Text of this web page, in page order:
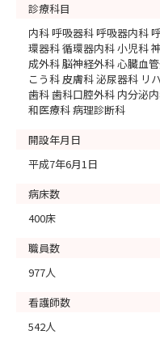
診療科目
内科 呼吸器科 呼吸器内科
環器科 循環器内科 小児科
成外科 脳神経外科 心臓血
こう科 皮膚科 泌尿器科 リ
歯科 歯科口腔外科 内分泌
和医療科 病理診断科
開設年月日
平成7年6月1日
病床数
400床
職員数
977人
看護師数
542人